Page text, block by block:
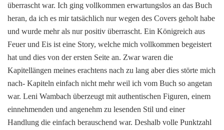
überrascht war. Ich ging vollkommen erwartungslos an das Buch
heran, da ich es mir tatsächlich nur wegen des Covers geholt habe
und wurde mehr als nur positiv überrascht. Ein Königreich aus
Feuer und Eis ist eine Story, welche mich vollkommen begeistert
hat und dies von der ersten Seite an. Zwar waren die
Kapitellängen meines erachtens nach zu lang aber dies störte mich
nach- Kapiteln einfach nicht mehr weil ich vom Buch so angetan
war. Leni Wambach überzeugt mit authentischen Figuren, einem
einnehmenden und angenehm zu lesenden Stil und einer
Handlung die einfach berauschend war. Deshalb volle Punktzahl